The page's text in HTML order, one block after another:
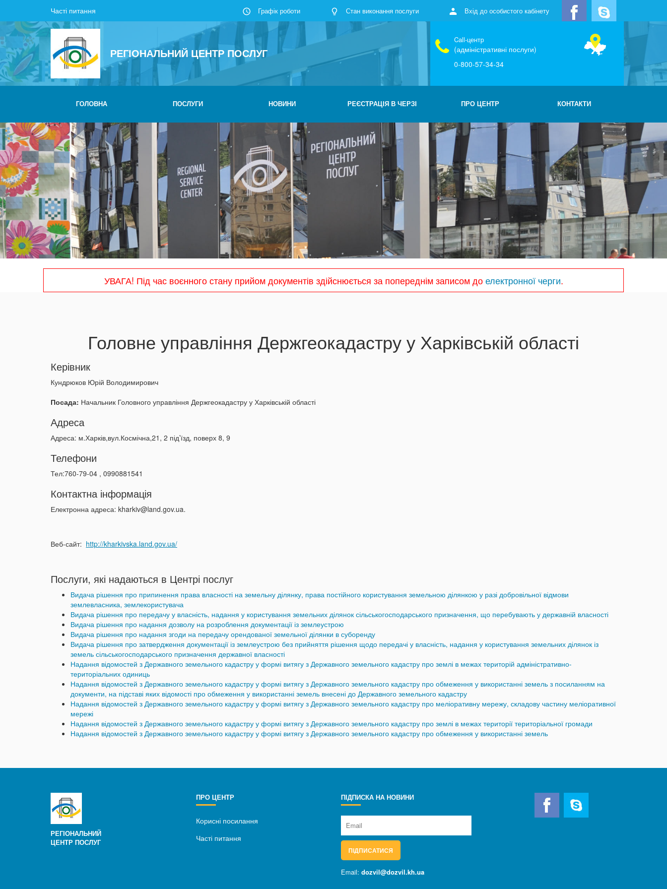
Часті питання Графік роботи Стан виконання послуги Вхід до особистого кабінету
РЕГІОНАЛЬНИЙ ЦЕНТР ПОСЛУГ
Call-центр
(адміністративні послуги)
0-800-57-34-34
ГОЛОВНА ПОСЛУГИ НОВИНИ РЕЄСТРАЦІЯ В ЧЕРЗІ ПРО ЦЕНТР КОНТАКТИ
УВАГА! Під час воєнного стану прийом документів здійснюється за попереднім записом доелектронної черги.
Головне управління Держгеокадастру у Харківській області
Керівник
Кундрюков Юрій Володимирович
Посада: Начальник Головного управління Держгеокадастру у Харківській області
Адреса
Адреса: м.Харків,вул.Космічна,21, 2 під’їзд, поверх 8, 9
Телефони
Тел:760-79-04 , 0990881541
Контактна інформація
Електронна адреса: kharkiv@land.gov.ua.
Веб-сайт: http://kharkivska.land.gov.ua/
Послуги, які надаються в Центрі послуг
Видача рішення про припинення права власності на земельну ділянку, права постійного користування земельною ділянкою у разі добровільної відмови
землевласника, землекористувача
Видача рішення про передачу у власність, надання у користування земельних ділянок сільськогосподарського призначення, що перебувають у державній власності
Видача рішення про надання дозволу на розроблення документації із землеустрою
Видача рішення про надання згоди на передачу орендованої земельної ділянки в суборенду
Видача рішення про затвердження документації із землеустрою без прийняття рішення щодо передачі у власність, надання у користування земельних ділянок із
земель сільськогосподарського призначення державної власності
Надання відомостей з Державного земельного кадастру у формі витягу з Державного земельного кадастру про землі в межах територій адміністративно-
територіальних одиниць
Надання відомостей з Державного земельного кадастру у формі витягу з Державного земельного кадастру про обмеження у використанні земель з посиланням на
документи, на підставі яких відомості про обмеження у використанні земель внесені до Державного земельного кадастру
Надання відомостей з Державного земельного кадастру у формі витягу з Державного земельного кадастру про меліоративну мережу, складову частину меліоративної
мережі
Надання відомостей з Державного земельного кадастру у формі витягу з Державного земельного кадастру про землі в межах території територіальної громади
Надання відомостей з Державного земельного кадастру у формі витягу з Державного земельного кадастру про обмеження у використанні земель
РЕГІОНАЛЬНИЙ
ЦЕНТР ПОСЛУГ
ПРО ЦЕНТР
Корисні посилання
Часті питання
ПІДПИСКА НА НОВИНИ
ПІДПИСАТИСЯ
Email: dozvil@dozvil.kh.ua